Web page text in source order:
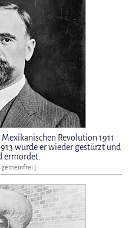
Revolution 1911
wurde er wieder gestürzt und
ermordet.
gemeinfrei ]